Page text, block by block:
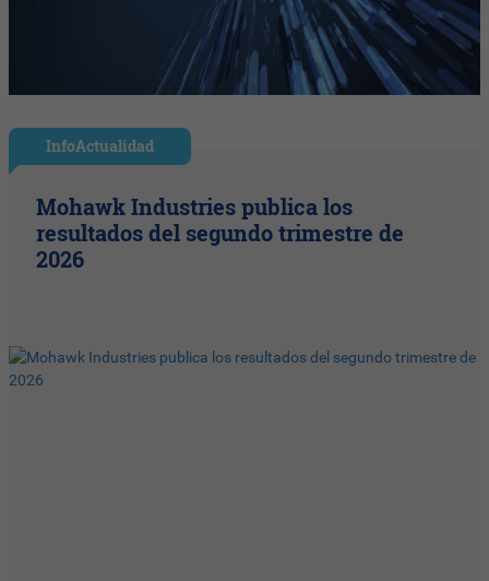
InfoActualidad
Mohawk Industries publica los
resultados del segundo trimestre de
2026